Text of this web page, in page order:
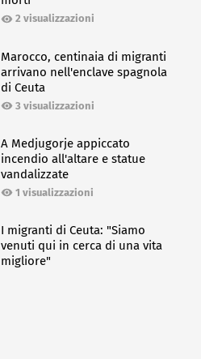
2 visualizzazioni
Marocco, centinaia di migranti
arrivano nell'enclave spagnola
di Ceuta
3 visualizzazioni
A Medjugorje appiccato
incendio all'altare e statue
vandalizzate
1 visualizzazioni
I migranti di Ceuta: "Siamo
venuti qui in cerca di una vita
migliore"